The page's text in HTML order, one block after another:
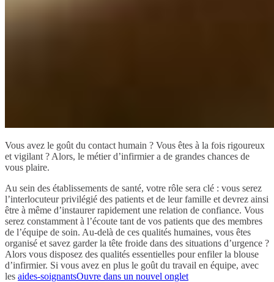
Vous avez le goût du contact humain ? Vous êtes à la fois rigoureux
et vigilant ? Alors, le métier d’infirmier a de grandes chances de
vous plaire.
Au sein des établissements de santé, votre rôle sera clé : vous serez
l’interlocuteur privilégié des patients et de leur famille et devrez ainsi
être à même d’instaurer rapidement une relation de confiance. Vous
serez constamment à l’écoute tant de vos patients que des membres
de l’équipe de soin. Au-delà de ces qualités humaines, vous êtes
organisé et savez garder la tête froide dans des situations d’urgence ?
Alors vous disposez des qualités essentielles pour enfiler la blouse
d’infirmier. Si vous avez en plus le goût du travail en équipe, avec
les aides-soignantsOuvre dans un nouvel onglet